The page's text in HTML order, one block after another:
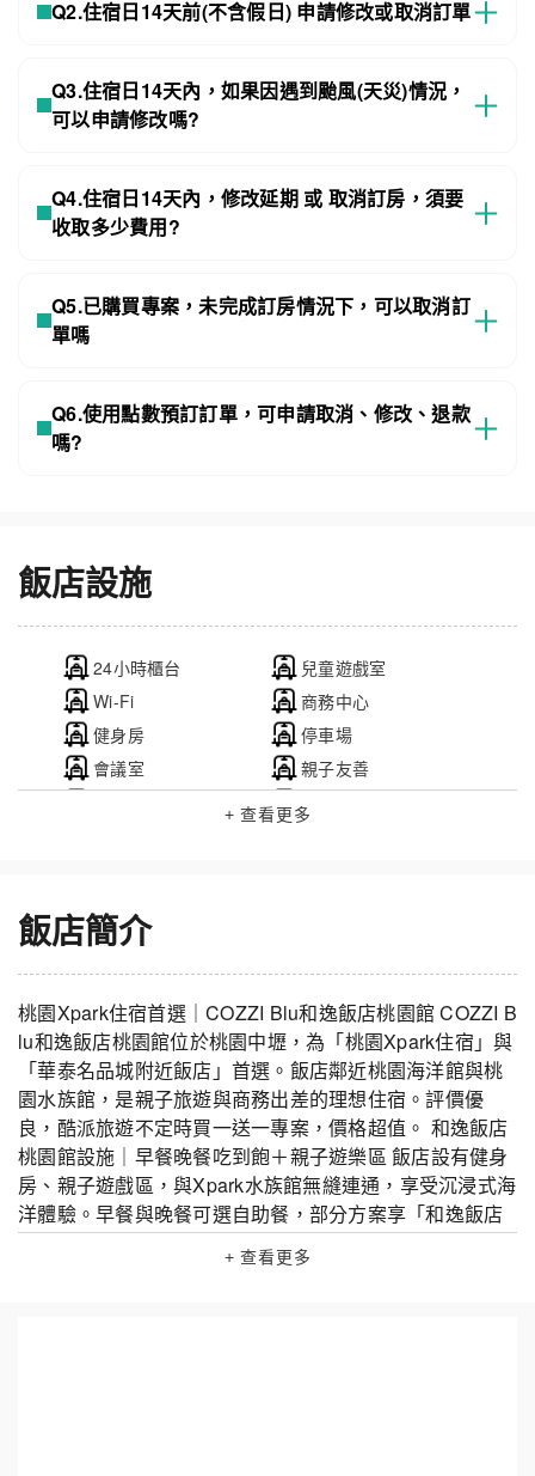
Q2.住宿日14天前(不含假日) 申請修改或取消訂單
Q3.住宿日14天內，如果因遇到颱風(天災)情況，
可以申請修改嗎?
Q4.住宿日14天內，修改延期 或 取消訂房，須要
收取多少費用?
Q5.已購買專案，未完成訂房情況下，可以取消訂
單嗎
Q6.使用點數預訂訂單，可申請取消、修改、退款
嗎?
飯店設施
24小時櫃台
兒童遊戲室
Wi-Fi
商務中心
健身房
停車場
會議室
親子友善
無障礙設施
+ 查看更多
飯店簡介
桃園Xpark住宿首選｜COZZI Blu和逸飯店桃園館 COZZI B
lu和逸飯店桃園館位於桃園中壢，為「桃園Xpark住宿」與
「華泰名品城附近飯店」首選。飯店鄰近桃園海洋館與桃
園水族館，是親子旅遊與商務出差的理想住宿。評價優
良，酷派旅遊不定時買一送一專案，價格超值。 和逸飯店
桃園館設施｜早餐晚餐吃到飽＋親子遊樂區 飯店設有健身
房、親子遊戲區，與Xpark水族館無縫連通，享受沉浸式海
洋體驗。早餐與晚餐可選自助餐，部分方案享「和逸飯店
自助餐買一送一」優惠！親子設施完善，是桃園親子住宿
的高評價選擇。 房型推薦與優惠價格｜親子家庭首選 COZ
+ 查看更多